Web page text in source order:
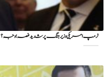
ٹرمپ امریکی وزیر جنگ پر شدید غصہ؛ وجہ ؟